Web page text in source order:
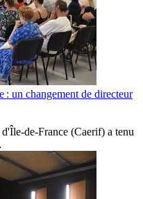
: un changement de directeur
de-France (Caerif) a tenu